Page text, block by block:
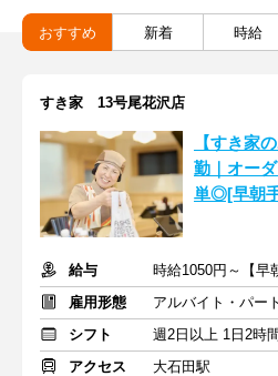
おすすめ 新着 時給
すき家 13号尾花沢店
【すき家
勤｜オー
単◎[早朝
給与
雇用形態
アルバイト・パート
シフト
週2日以上 1日2時
アクセス
大石田駅